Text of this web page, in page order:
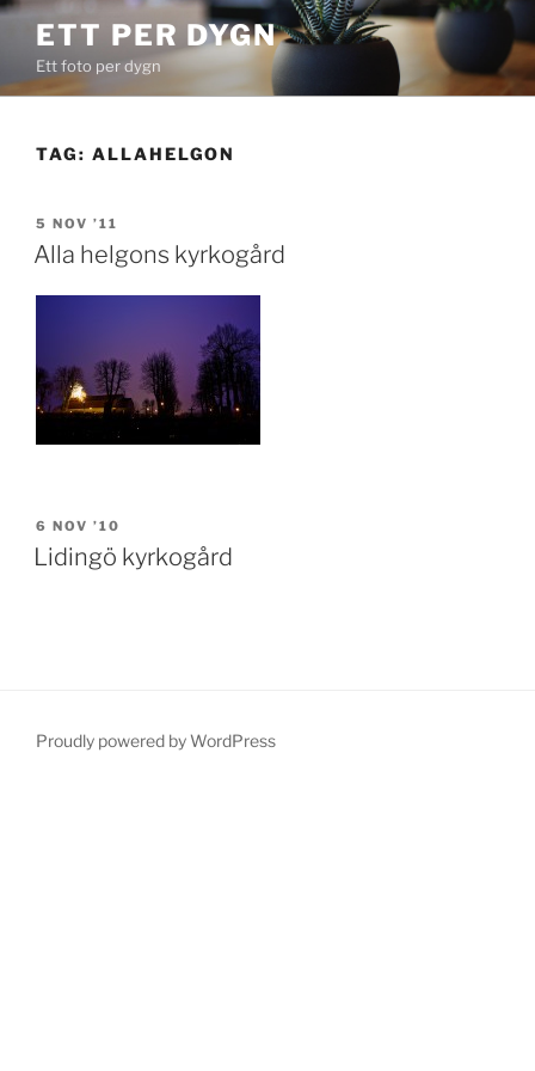
Skip
content
ETT PER DYGN
Ett foto per dygn
TAG: ALLAHELGON
POSTED
ON
5 NOV ’11
Alla helgons kyrkogård
POSTED
ON
6 NOV ’10
Lidingö kyrkogård
Proudly powered by WordPress